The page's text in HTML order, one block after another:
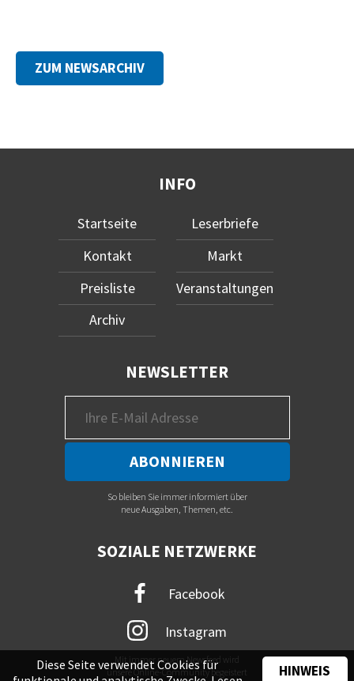
ZUM NEWSARCHIV
INFO
Startseite
Kontakt
Preisliste
Archiv
Leserbriefe
Markt
Veranstaltungen
NEWSLETTER
So bleiben Sie immer informiert über
neue Ausgaben, Themen, etc.
SOZIALE NETZWERKE
Facebook
Instagram
Mit immer neuem Newsfeed wird
unsere Online-Community begeistert
Diese Seite verwendet Cookies für
HINWEIS